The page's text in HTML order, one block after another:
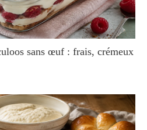
sans œuf : frais, crémeux